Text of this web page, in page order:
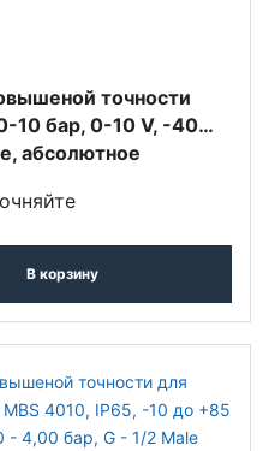
точности
10 бар, 0-10 V, -40…
абсолютное
В корзину